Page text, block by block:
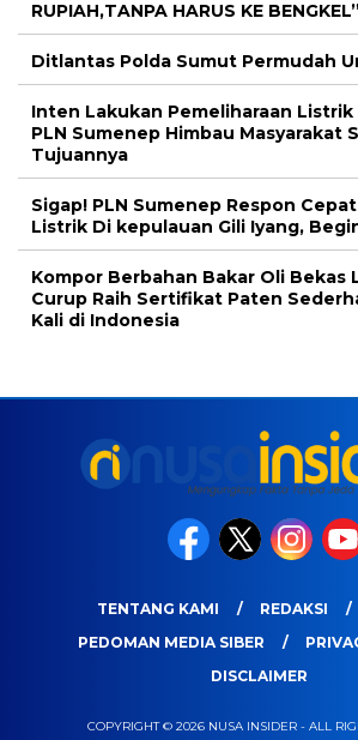
RUPIAH,TANPA HARUS KE BENGKEL”
Ditlantas Polda Sumut Permudah
Inten Lakukan Pemeliharaan Listrik
PLN Sumenep Himbau Masyarakat
Tujuannya
Sigap! PLN Sumenep Respon
Listrik Di kepulauan Gili Iyang,
Kompor Berbahan Bakar Oli Bekas
Curup Raih Sertifikat Paten
Kali di Indonesia
TENTANG KAMI REDAKSI
PEDOMAN MEDIA SIBER
DISCLAIMER
COPYRIGHT © 2026 NUSA INSIDER - ALL